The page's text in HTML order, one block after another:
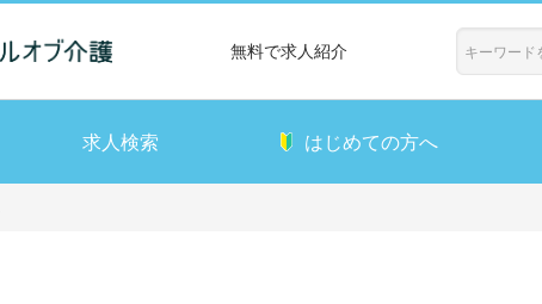
無料で求人紹介
求人検索 はじめての方へ